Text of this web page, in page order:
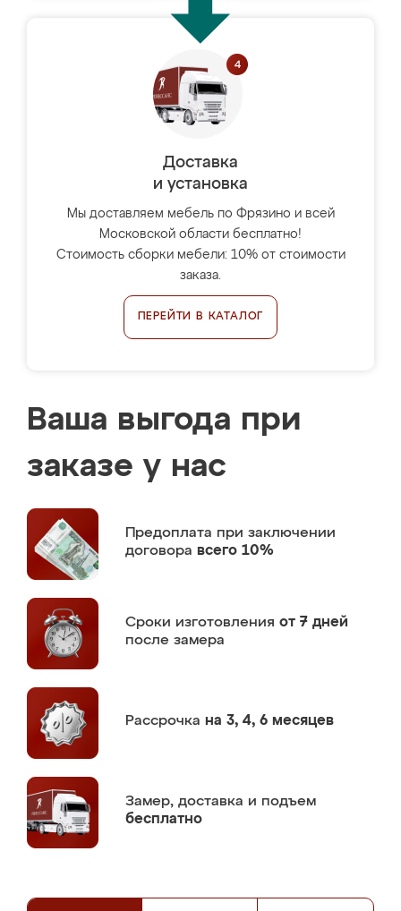
Доставка
и установка
Мы доставляем мебель по Фрязино и всей
Московской области бесплатно!
Стоимость сборки мебели: 10% от стоимости
заказа.
ПЕРЕЙТИ В КАТАЛОГ
Ваша выгода при
заказе у нас
Предоплата при заключении
договора всего 10%
Сроки изготовления от 7 дней
после замера
Рассрочка на 3, 4, 6 месяцев
Замер, доставка и подъем
бесплатно